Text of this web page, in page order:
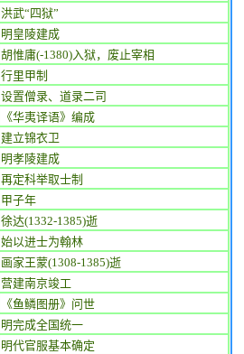
洪武“四狱”
明皇陵建成
胡惟庸(-1380)入狱，废止宰相
行里甲制
设置僧录、道录二司
《华夷译语》编成
建立锦衣卫
明孝陵建成
再定科举取士制
甲子年
徐达(1332-1385)逝
始以进士为翰林
画家王蒙(1308-1385)逝
营建南京竣工
《鱼鳞图册》问世
明完成全国统一
明代官服基本确定